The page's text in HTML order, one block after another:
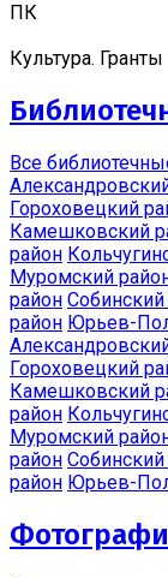
ПК
Культура. Гранты
Все
Гороховецкий
Камешковский
район
Муромский
район
район Юрьев-
Гороховецкий
Камешковский
район
Муромский
район
район Юрьев-